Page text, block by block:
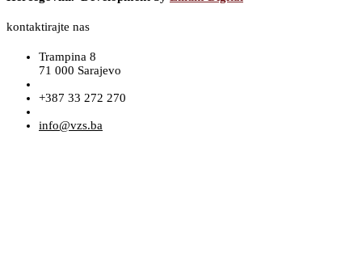
kontaktirajte nas
Trampina 8
71 000 Sarajevo
+387 33 272 270
info@vzs.ba